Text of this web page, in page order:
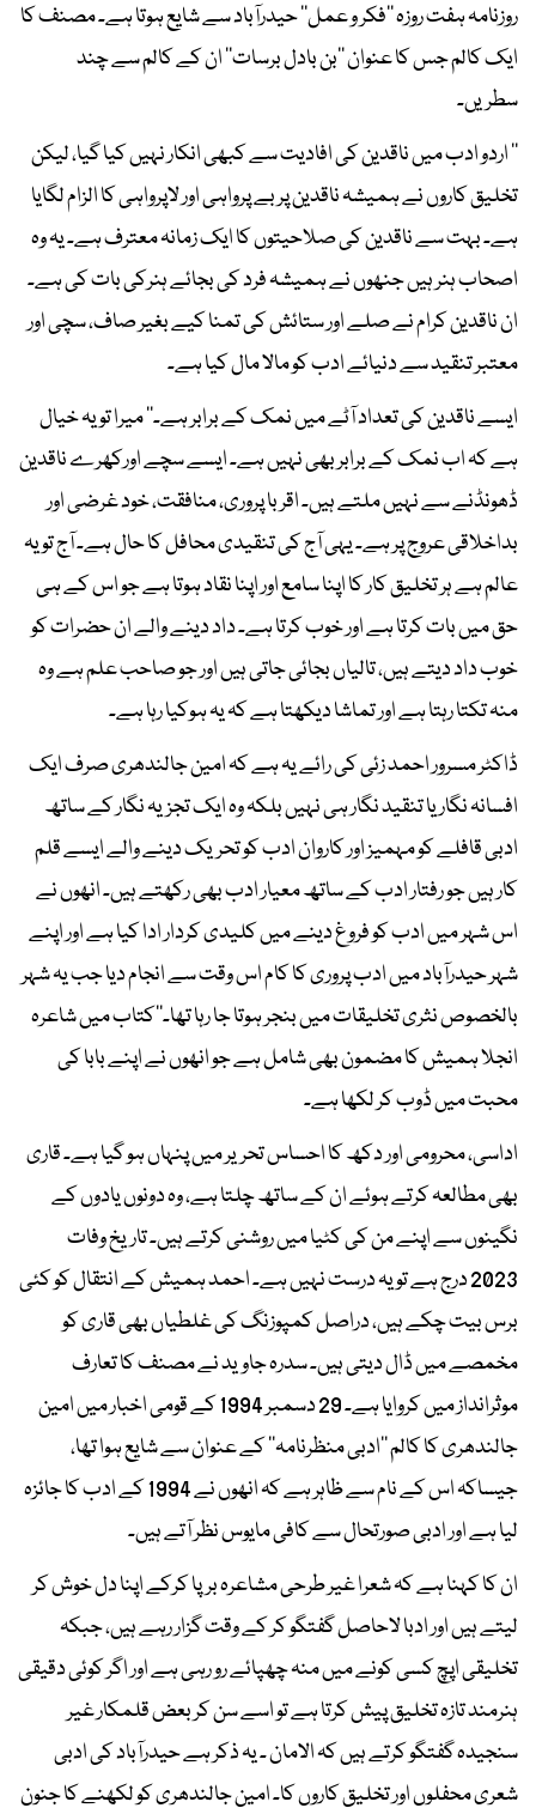
روزنامہ ہفت روزہ ’’فکر و عمل‘‘ حیدرآباد سے شایع ہوتا ہے۔ مصنف کا
ایک کالم جس کا عنوان ’’بن بادل برسات‘‘ ان کے کالم سے چند
سطریں۔
’’ اردو ادب میں ناقدین کی افادیت سے کبھی انکار نہیں کیا گیا، لیکن
تخلیق کاروں نے ہمیشہ ناقدین پر بے پرواہی اور لاپرواہی کا الزام لگایا
ہے۔ بہت سے ناقدین کی صلاحیتوں کا ایک زمانہ معترف ہے۔ یہ وہ
اصحاب ہنر ہیں جنھوں نے ہمیشہ فرد کی بجائے ہنرکی بات کی ہے۔
ان ناقدین کرام نے صلے اور ستائش کی تمنا کیے بغیر صاف، سچی اور
معتبر تنقید سے دنیائے ادب کو مالا مال کیا ہے۔
ایسے ناقدین کی تعداد آٹے میں نمک کے برابر ہے۔‘‘ میرا تو یہ خیال
ہے کہ اب نمک کے برابر بھی نہیں ہے۔ ایسے سچے اورکھرے ناقدین
ڈھونڈنے سے نہیں ملتے ہیں۔ اقربا پروری، منافقت، خود غرضی اور
بداخلاقی عروج پر ہے۔ یہی آج کی تنقیدی محافل کا حال ہے۔ آج تو یہ
عالم ہے ہر تخلیق کار کا اپنا سامع اور اپنا نقاد ہوتا ہے جو اس کے ہی
حق میں بات کرتا ہے اور خوب کرتا ہے۔ داد دینے والے ان حضرات کو
خوب داد دیتے ہیں، تالیاں بجائی جاتی ہیں اور جو صاحب علم ہے وہ
منہ تکتا رہتا ہے اور تماشا دیکھتا ہے کہ یہ ہوکیا رہا ہے۔
ڈاکٹر مسرور احمد زئی کی رائے یہ ہے کہ امین جالندھری صرف ایک
افسانہ نگار یا تنقید نگار ہی نہیں بلکہ وہ ایک تجزیہ نگار کے ساتھ
ادبی قافلے کو مہمیز اور کاروان ادب کو تحریک دینے والے ایسے قلم
کار ہیں جو رفتار ادب کے ساتھ معیار ادب بھی رکھتے ہیں۔ انھوں نے
اس شہر میں ادب کو فروغ دینے میں کلیدی کردار ادا کیا ہے اور اپنے
شہر حیدرآباد میں ادب پروری کا کام اس وقت سے انجام دیا جب یہ شہر
بالخصوص نثری تخلیقات میں بنجر ہوتا جا رہا تھا۔‘‘کتاب میں شاعرہ
انجلا ہمیش کا مضمون بھی شامل ہے جو انھوں نے اپنے بابا کی
محبت میں ڈوب کر لکھا ہے۔
اداسی، محرومی اور دکھ کا احساس تحریر میں پنہاں ہو گیا ہے۔ قاری
بھی مطالعہ کرتے ہوئے ان کے ساتھ چلتا ہے، وہ دونوں یادوں کے
نگینوں سے اپنے من کی کٹیا میں روشنی کرتے ہیں۔ تاریخ وفات
2023 درج ہے تو یہ درست نہیں ہے۔ احمد ہمیش کے انتقال کو کئی
برس بیت چکے ہیں، دراصل کمپوزنگ کی غلطیاں بھی قاری کو
مخمصے میں ڈال دیتی ہیں۔ سدرہ جاوید نے مصنف کا تعارف
موثرانداز میں کروایا ہے۔ 29 دسمبر 1994 کے قومی اخبار میں امین
جالندھری کا کالم ’’ادبی منظرنامہ‘‘ کے عنوان سے شایع ہوا تھا،
جیساکہ اس کے نام سے ظاہر ہے کہ انھوں نے 1994 کے ادب کا جائزہ
لیا ہے اور ادبی صورتحال سے کافی مایوس نظر آتے ہیں۔
ان کا کہنا ہے کہ شعرا غیر طرحی مشاعرہ برپا کرکے اپنا دل خوش کر
لیتے ہیں اور ادبا لاحاصل گفتگو کر کے وقت گزار رہے ہیں، جبکہ
تخلیقی اپچ کسی کونے میں منہ چھپائے رو رہی ہے اور اگر کوئی دقیقی
ہنرمند تازہ تخلیق پیش کرتا ہے تو اسے سن کر بعض قلمکار غیر
سنجیدہ گفتگو کرتے ہیں کہ الامان ۔ یہ ذکر ہے حیدرآباد کی ادبی
شعری محفلوں اور تخلیق کاروں کا۔ امین جالندھری کو لکھنے کا جنون